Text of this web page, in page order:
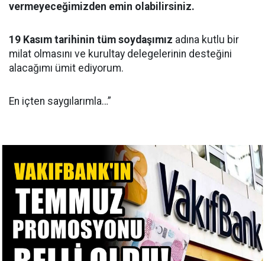
vermeyeceğimizden emin olabilirsiniz.
19 Kasım tarihinin tüm soydaşımız adına kutlu bir
milat olmasını ve kurultay delegelerinin desteğini
alacağımı ümit ediyorum.
En içten saygılarımla…”